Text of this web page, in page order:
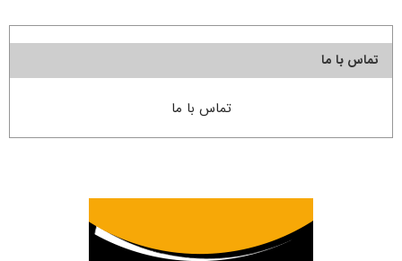
تماس با ما
تماس با ما